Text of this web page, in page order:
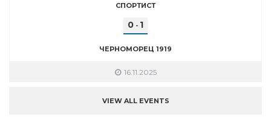
СПОРТИСТ
0 - 1
ЧЕРНОМОРЕЦ 1919
16.11.2025
VIEW ALL EVENTS